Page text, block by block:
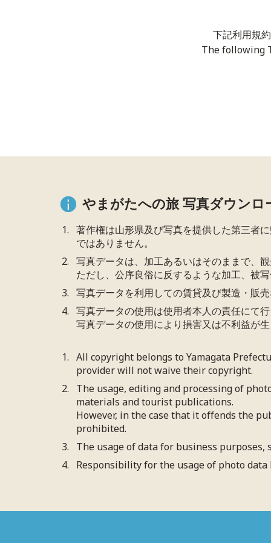
下記利用規
The following
やまがたへの旅 写真ダウンロ
著作権は山形県及び写真を提供した第三者
ではありません。
写真データは、加工あるいはそのままで、
ただし、公序良俗に反するような加工、被
写真データを利用しての賃貸及び製造・販
写真データの使用は使用者本人の責任にて
写真データの使用により損害又は不利益が
All copyright belongs to Yamagata
provider will not waive their copyright.
The usage, editing and processing of
materials and tourist publications.
However, in the case that it offends the
prohibited.
The usage of data for business
Responsibility for the usage of photo